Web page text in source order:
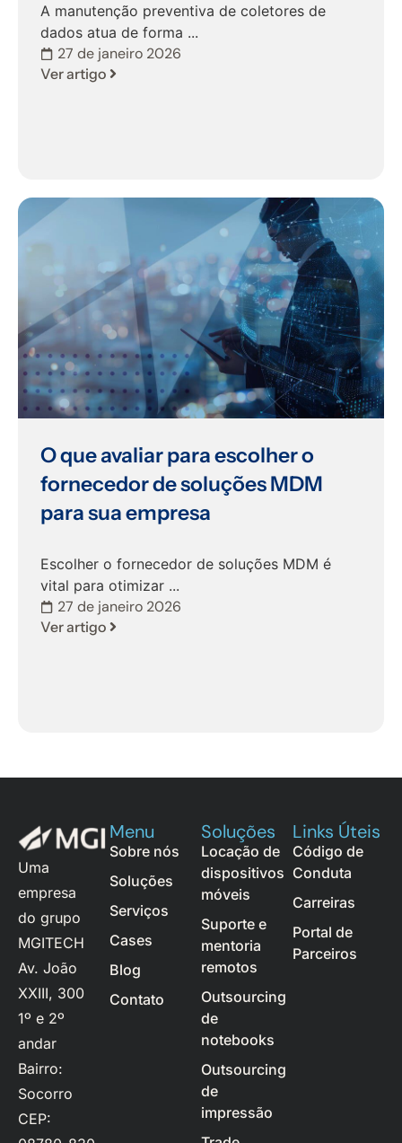
A manutenção preventiva de coletores de
dados atua de forma ...
27 de janeiro 2026
Ver artigo
O que avaliar para escolher o
fornecedor de soluções MDM
para sua empresa
Escolher o fornecedor de soluções MDM é
vital para otimizar ...
27 de janeiro 2026
Ver artigo
Uma
empresa
do grupo
MGITECH
Av. João
XXIII, 300
1º e 2º
andar
Bairro:
Socorro
CEP:
Menu
Sobre nós
Soluções
Serviços
Cases
Blog
Contato
Soluções
Locação de
dispositivos
móveis
Suporte e
mentoria
remotos
Outsourcing
de
notebooks
Outsourcing
de
impressão
Links Úteis
Código de
Conduta
Carreiras
Portal de
Parceiros